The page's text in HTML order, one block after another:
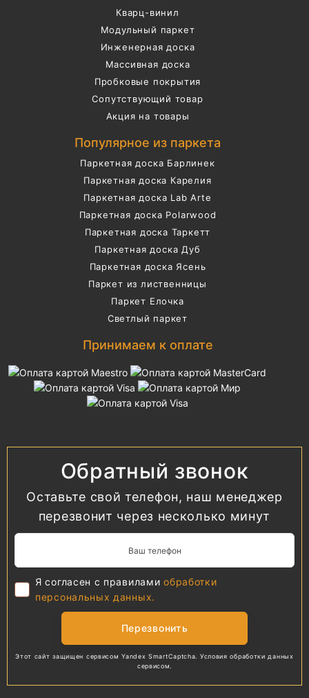
Кварц-винил
Модульный паркет
Инженерная доска
Массивная доска
Пробковые покрытия
Сопутствующий товар
Акция на товары
Популярное из паркета
Паркетная доска Барлинек
Паркетная доска Карелия
Паркетная доска Lab Arte
Паркетная доска Polarwood
Паркетная доска Таркетт
Паркетная доска Дуб
Паркетная доска Ясень
Паркет из лиственницы
Паркет Елочка
Светлый паркет
Принимаем к оплате
Обратный звонок
Оставьте свой телефон, наш менеджер
перезвонит через несколько минут
Я согласен с правиламиобработки
персональных данных.
Перезвонить
Этот сайт защищен сервисом Yandex SmartCaptcha. Условия обработки данных
сервисом.